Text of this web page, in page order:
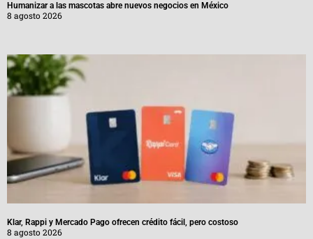
Humanizar a las mascotas abre nuevos negocios en México
8 agosto 2026
Klar, Rappi y Mercado Pago ofrecen crédito fácil, pero costoso
8 agosto 2026